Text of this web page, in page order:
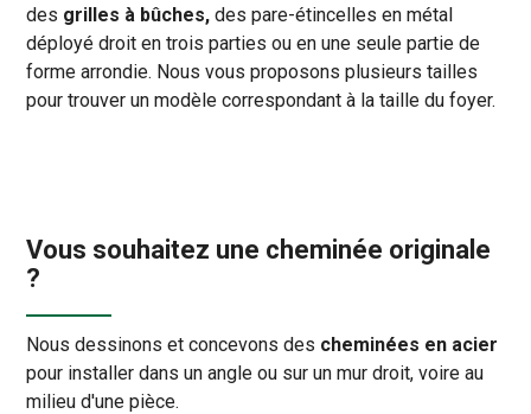
des grilles à bûches, des pare-étincelles en métal
déployé droit en trois parties ou en une seule partie de
forme arrondie. Nous vous proposons plusieurs tailles
pour trouver un modèle correspondant à la taille du foyer.
Vous souhaitez une cheminée originale
?
Nous dessinons et concevons des cheminées en acier
pour installer dans un angle ou sur un mur droit, voire au
milieu d'une pièce.